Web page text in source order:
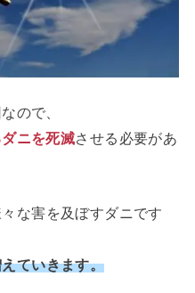
ので、
ニを死滅させる必要があ
な害を及ぼすダニです
ていきます。